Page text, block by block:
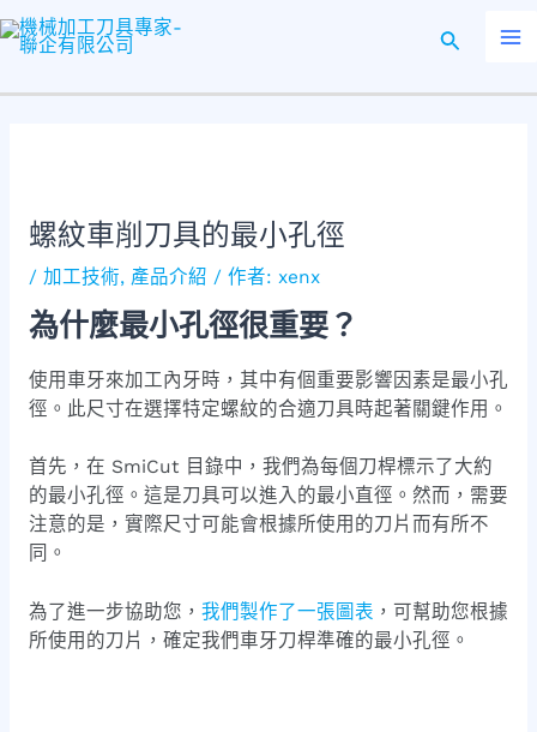
至
要
螺紋車削刀具的最小孔徑
/ 加工技術, 產品介紹 / 作者: xenx
為什麼最小孔徑很重要？
使用車牙來加工內牙時，其中有個重要影響因素是最小孔
徑。此尺寸在選擇特定螺紋的合適刀具時起著關鍵作用。
首先，在 SmiCut 目錄中，我們為每個刀桿標示了大約
的最小孔徑。這是刀具可以進入的最小直徑。然而，需要
注意的是，實際尺寸可能會根據所使用的刀片而有所不
同。
為了進一步協助您， 我們製作了一張圖表 ，可幫助您根據
所使用的刀片，確定我們車牙刀桿準確的最小孔徑。
Post
navigation